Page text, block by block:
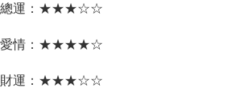
總運：★★★☆☆
愛情：★★★★☆
財運：★★★☆☆